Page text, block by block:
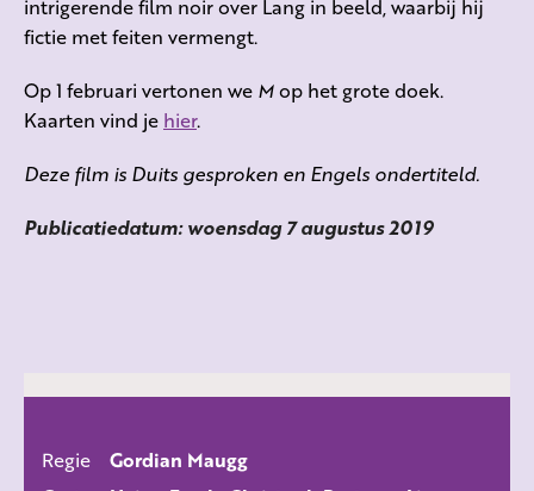
intrigerende film noir over Lang in beeld, waarbij hij
fictie met feiten vermengt.
Op 1 februari vertonen we Mop het grote doek.
Kaarten vind je hier.
Deze film is Duits gesproken en Engels ondertiteld.
Publicatiedatum: woensdag 7 augustus 2019
ALLE FILMS
Regie
Gordian Maugg